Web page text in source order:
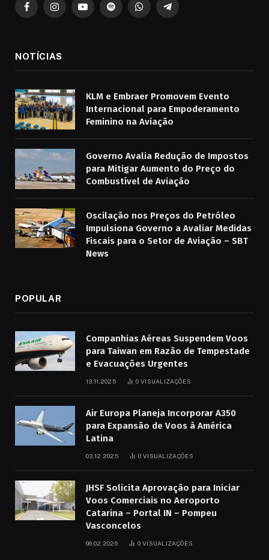
FacebookInstagramYouTubeSpotifyWhatsAppTelegrama
NOTÍCIAS
KLM e Embraer Promovem Evento
Internacional para Empoderamento
Feminino na Aviação
Governo Avalia Redução de Impostos
para Mitigar Aumento do Preço do
Combustível de Aviação
Oscilação nos Preços do Petróleo
Impulsiona Governo a Avaliar Medidas
Fiscais para o Setor de Aviação – SBT
News
POPULAR
Companhias Aéreas Suspendem Voos
para Taiwan em Razão de Tempestade
e Evacuações Urgentes
13.11.2025 0 VISUALIZAÇÕES
Air Europa Planeja Incorporar A350
para Expansão de Voos à América
Latina
03.12.2025 0 VISUALIZAÇÕES
JHSF Solicita Aprovação para Iniciar
Voos Comerciais no Aeroporto
Catarina – Portal IN – Pompeu
Vasconcelos
06.02.2026 0 VISUALIZAÇÕES